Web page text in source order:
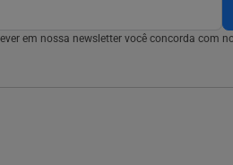
em nossa newsletter você concorda com